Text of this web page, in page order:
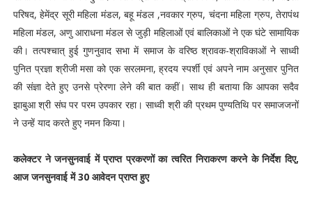
परिषद, हेमेंद्र सूरी महिला मंडल, बहू मंडल ,नवकार ग्रुप, चंदना महिला ग्रुप, तेरापंथ
महिला मंडल, अणु आराधना मंडल से जुड़ी महिलाओं एवं बालिकाओं ने एक घंटे सामायिक
की। तत्पश्चात् हुई गुणनुवाद सभा में समाज के वरिष्ठ श्रावक-श्राविकाओं ने साध्वी
पुनित प्रज्ञा श्रीजी मसा को एक सरलमना, ह्रदय स्पर्शी एवं अपने नाम अनुसार पुनित
की संज्ञा देते हुए उनसे प्रेरणा लेने की बात कहीं। साथ ही बताया कि आपका सदैव
झाबुआ श्री संघ पर परम उपकार रहा। साध्वी श्री की प्रथम पुण्यतिथि पर समाजजनों
ने उन्हें याद करते हुए नमन किया।
कलेक्टर ने जनसुनवाई में प्राप्त प्रकरणों का त्वरित निराकरण करने के निर्देश दिए,
आज जनसुनवाई में 30 आवेदन प्राप्त हुए